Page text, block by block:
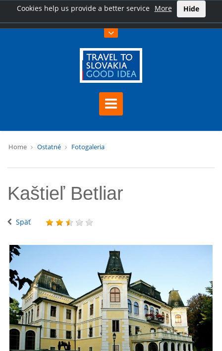
Cookies help us provide a better service More Hide
Home Ostatné Fotogaleria
Kaštieľ Betliar
Späť